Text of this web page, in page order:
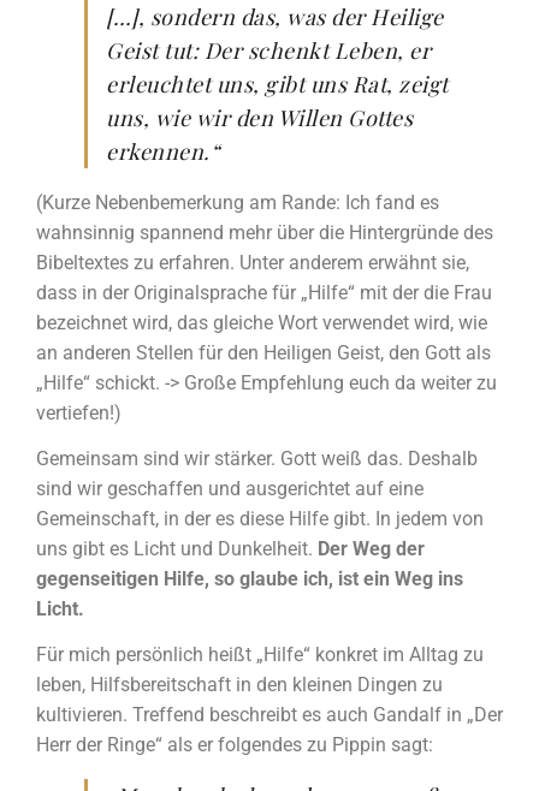
[…], sondern das, was der Heilige
Geist tut: Der schenkt Leben, er
erleuchtet uns, gibt uns Rat, zeigt
uns, wie wir den Willen Gottes
erkennen.“
(Kurze Nebenbemerkung am Rande: Ich fand es
wahnsinnig spannend mehr über die Hintergründe des
Bibeltextes zu erfahren. Unter anderem erwähnt sie,
dass in der Originalsprache für „Hilfe“ mit der die Frau
bezeichnet wird, das gleiche Wort verwendet wird, wie
an anderen Stellen für den Heiligen Geist, den Gott als
„Hilfe“ schickt. -> Große Empfehlung euch da weiter zu
vertiefen!)
Gemeinsam sind wir stärker. Gott weiß das. Deshalb
sind wir geschaffen und ausgerichtet auf eine
Gemeinschaft, in der es diese Hilfe gibt. In jedem von
uns gibt es Licht und Dunkelheit. Der Weg der
gegenseitigen Hilfe, so glaube ich, ist ein Weg ins
Licht.
Für mich persönlich heißt „Hilfe“ konkret im Alltag zu
leben, Hilfsbereitschaft in den kleinen Dingen zu
kultivieren. Treffend beschreibt es auch Gandalf in „Der
Herr der Ringe“ als er folgendes zu Pippin sagt: